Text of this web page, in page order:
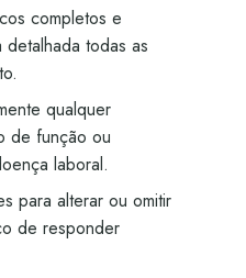
completos e
todas as
qualquer
de função ou
laboral.
para alterar ou omitir
de responder